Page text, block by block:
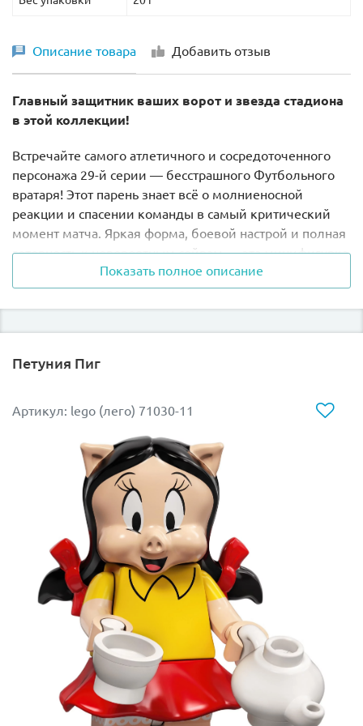
Описание товара Добавить отзыв
Главный защитник ваших ворот и звезда стадиона
в этой коллекции!
Встречайте самого атлетичного и сосредоточенного
персонажа 29-й серии — бесстрашного Футбольного
вратаря! Этот парень знает всё о молниеносной
реакции и спасении команды в самый критический
момент матча. Яркая форма, боевой настрой и полная
готовность к невероятным сейвам — эта минифигурка
зарядит драйвом и спортивным азартом любую LEGO-
полку.
сочную, заметную издалека вратарскую форму.
специальных перчаток на руках — важнейший
элемент для каждого голкипера, выполненный
очень аккуратно.
Спортивные аксессуары:В комплекте идет
классический футбольный мяч, а также
элементы ворот или кубка, чтобы вы могли
сразу воссоздать атмосферу решающего пенальти
прямо у себя на столе.
Двойные эмоции:
У минифигурки два
выражения лица. Вы можете переключать его
состояние: максимальная концентрация и чтение
игры перед ударом или бурная радость от
победы после финального свистка!
Оживит любую спортивную локацию:
Постройте свой мини-стадион, добавьте
Показать полное описание
Петуния Пиг
Артикул: lego (лего) 71030-11